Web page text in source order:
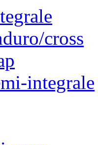
cross
integrale